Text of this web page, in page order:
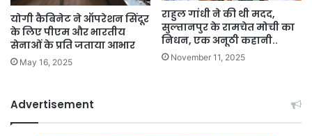
योगी कैबिनेट ने ऑपरेशन सिंदूर
के लिए पीएम और भारतीय
सेनाओं के प्रति जताया आभार
May 16, 2025
राहुल गांधी ने की थी मदद,
सुल्तानपुर के रामचेत मोची का
निधन, एक अनूठी कहानी..
November 11, 2025
Advertisement